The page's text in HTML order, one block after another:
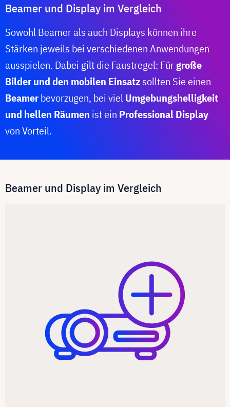
Beamer und Display im Vergleich
Sowohl Beamer als auch Displays können ihre
Stärken jeweils bei verschiedenen Anwendungen
ausspielen. Dabei gilt die Faustregel: Fürgroße
Bilder und den mobilen Einsatzsollten Sie einen
Beamerbevorzugen, bei vielUmgebungshelligkeit
und hellen Räumen ist ein Professional Display
von Vorteil.
Beamer und Display im Vergleich